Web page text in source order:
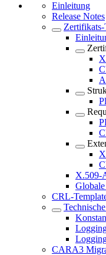
Einleitung
Release Notes
Zertifikats-
X.509-
CRL-
CARA3